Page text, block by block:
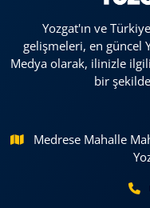
Yozgat'ın ve
gelişmeleri, en güncel
Medya olarak, ilinizle
bir
Medrese Mahalle